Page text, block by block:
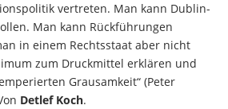
vertreten. Man kann Dublin-
Man kann Rückführungen
in einem Rechtsstaat aber nicht
zum Druckmittel erklären und
Grausamkeit“ (Peter
Detlef Koch.